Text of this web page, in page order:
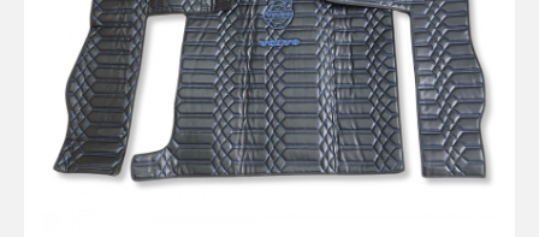
Запчасти кузова и зеркала
Малый коммерческий транспорт
Маркировочные знаки и светоотражатели
Пневматические соединения
Запчасти